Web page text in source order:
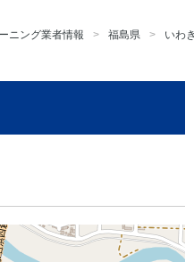
ニング業者情報 福島県 いわ